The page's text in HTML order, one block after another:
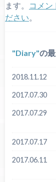
ます。
コメン
ださい。
Diary の
2018.11.12
2017.07.30
2017.07.29
2017.07.17
2017.06.11